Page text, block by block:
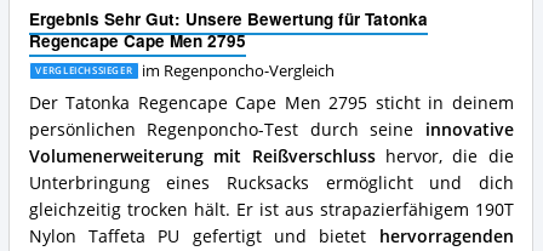
Ergebnis Sehr Gut: Unsere Bewertung für Tatonka
Regencape Cape Men 2795
VERGLEICHSSIEGER im Regenponcho-Vergleich
Der Tatonka Regencape Cape Men 2795 sticht in deinem
persönlichen Regenponcho-Test durch seine innovative
Volumenerweiterung mit Reißverschlusshervor, die die
Unterbringung eines Rucksacks ermöglicht und dich
gleichzeitig trocken hält. Er ist aus strapazierfähigem 190T
Nylon Taffeta PU gefertigt und bietet
hervorragenden
2795
Vorteile:
Was
spricht
für
diesen
Regenponcho?